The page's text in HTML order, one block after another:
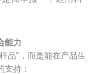
能力
品”，而是能在产品生
持：